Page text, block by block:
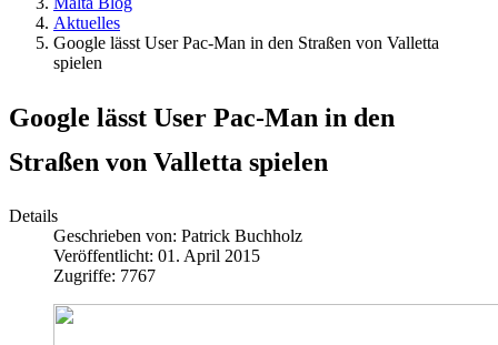
Aktuelles
Google lässt User Pac-Man in den Straßen von Valletta
spielen
Google lässt User Pac-Man in den
Straßen von Valletta spielen
Details
Geschrieben von: Patrick Buchholz
Veröffentlicht: 01. April 2015
Zugriffe: 7767